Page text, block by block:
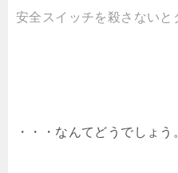
安全スイッチを殺さないと
・・・なんてどうでしょう